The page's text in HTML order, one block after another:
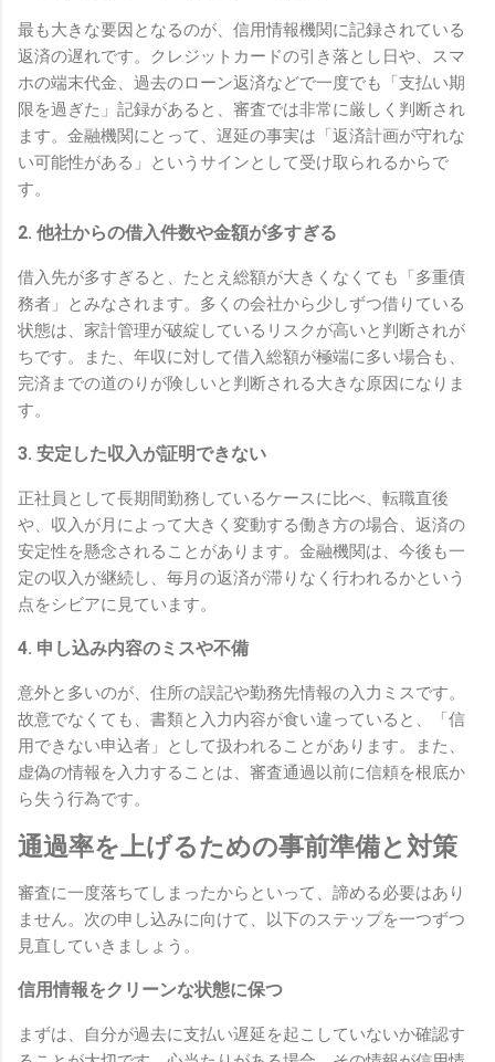
最も大きな要因となるのが、信用情報機関に記録されている
返済の遅れです。クレジットカードの引き落とし日や、スマ
ホの端末代金、過去のローン返済などで一度でも「支払い期
限を過ぎた」記録があると、審査では非常に厳しく判断され
ます。金融機関にとって、遅延の事実は「返済計画が守れな
い可能性がある」というサインとして受け取られるからで
す。
2. 他社からの借入件数や金額が多すぎる
借入先が多すぎると、たとえ総額が大きくなくても「多重債
務者」とみなされます。多くの会社から少しずつ借りている
状態は、家計管理が破綻しているリスクが高いと判断されが
ちです。また、年収に対して借入総額が極端に多い場合も、
完済までの道のりが険しいと判断される大きな原因になりま
す。
3. 安定した収入が証明できない
正社員として長期間勤務しているケースに比べ、転職直後
や、収入が月によって大きく変動する働き方の場合、返済の
安定性を懸念されることがあります。金融機関は、今後も一
定の収入が継続し、毎月の返済が滞りなく行われるかという
点をシビアに見ています。
4. 申し込み内容のミスや不備
意外と多いのが、住所の誤記や勤務先情報の入力ミスです。
故意でなくても、書類と入力内容が食い違っていると、「信
用できない申込者」として扱われることがあります。また、
虚偽の情報を入力することは、審査通過以前に信頼を根底か
ら失う行為です。
通過率を上げるための事前準備と対策
審査に一度落ちてしまったからといって、諦める必要はあり
ません。次の申し込みに向けて、以下のステップを一つずつ
見直していきましょう。
信用情報をクリーンな状態に保つ
まずは、自分が過去に支払い遅延を起こしていないか確認す